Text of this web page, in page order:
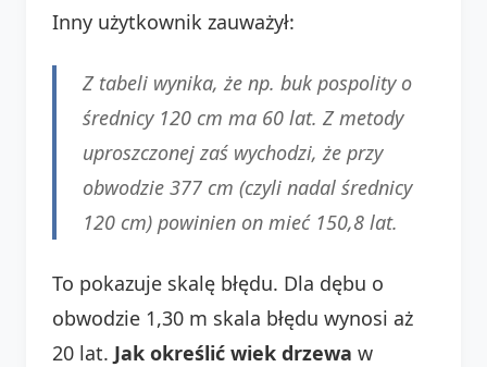
Inny użytkownik zauważył:
Z tabeli wynika, że np. buk pospolity o
średnicy 120 cm ma 60 lat. Z metody
uproszczonej zaś wychodzi, że przy
obwodzie 377 cm (czyli nadal średnicy
120 cm) powinien on mieć 150,8 lat.
To pokazuje skalę błędu. Dla dębu o
obwodzie 1,30 m skala błędu wynosi aż
20 lat. Jak określić wiek drzewa w